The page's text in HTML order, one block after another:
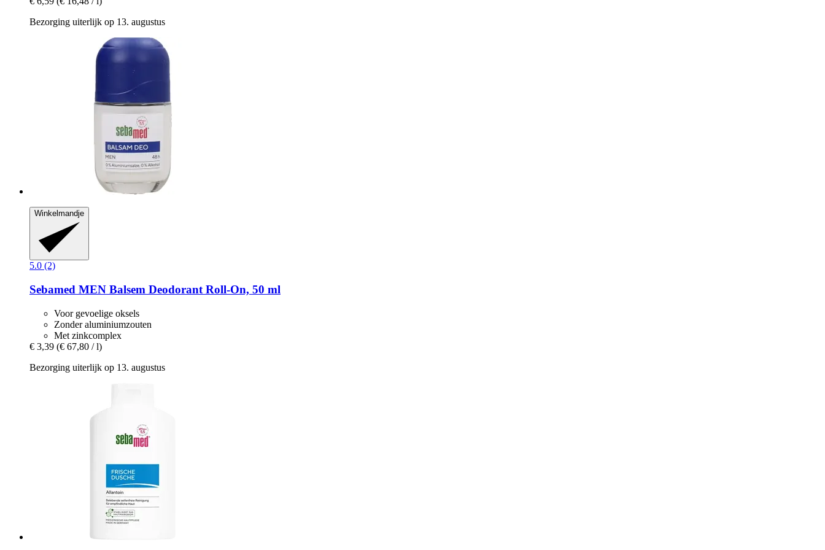
Bezorging uiterlijk op 13. augustus
Winkelmandje
5.0 (2)
Sebamed MEN Balsem Deodorant Roll-​On, 50 ml
Voor gevoelige oksels
Zonder aluminiumzouten
Met zinkcomplex
€ 3,39 (€ 67,80 / l)
Bezorging uiterlijk op 13. augustus